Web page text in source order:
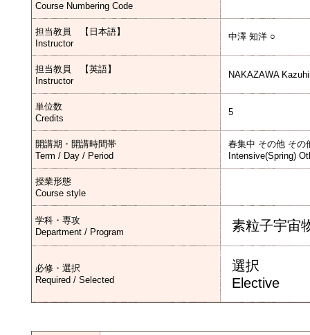
Course Numbering Code
担当教員 【日本語】
Instructor
中澤 知洋 ○
担当教員 【英語】
Instructor
NAKAZAWA
単位数
Credits
5
開講期・開講時間帯
Term / Day / Period
春集中 その他 その
Intensive(Spring)
授業形態
Course style
学科・専攻
Department / Program
素粒子宇宙
必修・選択
Required / Selected
選択
Elective